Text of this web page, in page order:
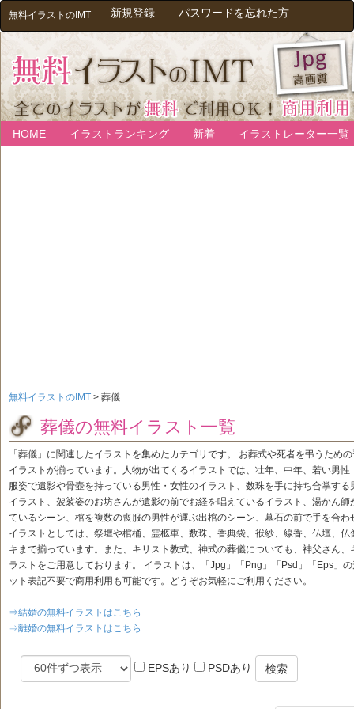
無料イラストのIMT 新規登録 パスワードを忘れた方
HOME イラストランキング 新着 イラストレーター一覧
無料イラストのIMT > 葬儀
葬儀の無料イラスト一覧
「葬儀」に関連したイラストを集めたカテゴリです。 お葬式や死者を弔うため
イラストが揃っています。人物が出てくるイラストでは、壮年、中年、若い男
服姿で遺影や骨壺を持っている男性・女性のイラスト、数珠を手に持ち合掌す
イラスト、袈裟姿のお坊さんが遺影の前でお経を唱えているイラスト、湯かん
ているシーン、棺を複数の喪服の男性が運ぶ出棺のシーン、墓石の前で手を合
イラストとしては、祭壇や棺桶、霊柩車、数珠、香典袋、袱紗、線香、仏壇、
キまで揃っています。また、キリスト教式、神式の葬儀についても、神父さん
ラストをご用意しております。 イラストは、「Jpg」「Png」「Psd」「Eps」
ット表記不要で商用利用も可能です。どうぞお気軽にご利用ください。
⇒結婚の無料イラストはこちら
⇒離婚の無料イラストはこちら
EPSあり PSDあり 検索